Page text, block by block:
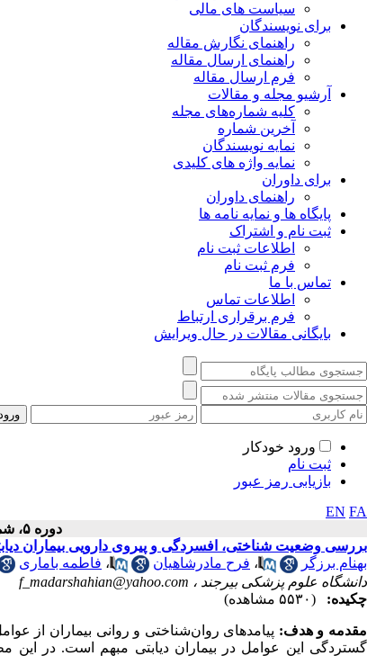
سیاست های مالی
برای نویسندگان
راهنمای نگارش مقاله
راهنمای ارسال مقاله
فرم ارسال مقاله
آرشیو مجله و مقالات
کلیه شماره‌های مجله
آخرین شماره
نمایه نویسندگان
نمایه واژه های کلیدی
برای داوران
راهنمای داوران
پایگاه ها و نمایه نامه ها
ثبت نام و اشتراک
اطلاعات ثبت نام
فرم ثبت نام
تماس با ما
اطلاعات تماس
فرم برقراری ارتباط
بایگانی مقالات در حال ویرایش
ورود خودکار
ثبت نام
بازیابی رمز عبور
EN FA
دوره ۵، شماره ۱ - ( ۱۲-۱۳۹۵ )
بررسی وضعیت شناختی، افسردگی و پیروی دارویی بیماران دیابتی تیپ 2
بهنام برزگر
، فرح مادرشاهیان ، فاطمه باماری
دانشگاه علوم پزشکی بیرجند ، f_madarshahian@yahoo.com
چکیده:
(۵۵۳۰ مشاهده)
مقدمه و هدف: پیامدهای روان‌شناختی و روانی بیماران از